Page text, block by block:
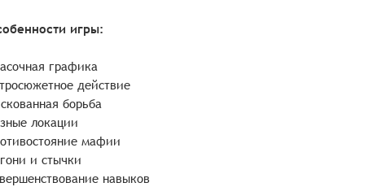
игры:
графика
действие
борьба
локации
мафии
и стычки
навыков